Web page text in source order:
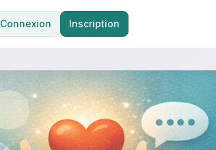
Connexion Inscription